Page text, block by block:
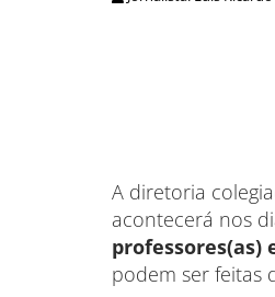
A diretoria
acontecerá nos
professores(as)
podem ser feitas